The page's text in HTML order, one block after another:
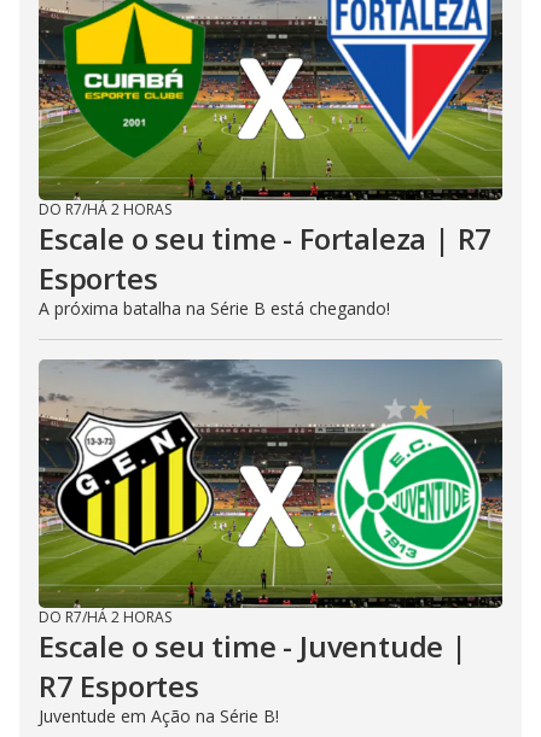
DO R7/HÁ 2 HORAS
Escale o seu time - Fortaleza | R7
Esportes
A próxima batalha na Série B está chegando!
DO R7/HÁ 2 HORAS
Escale o seu time - Juventude |
R7 Esportes
Juventude em Ação na Série B!